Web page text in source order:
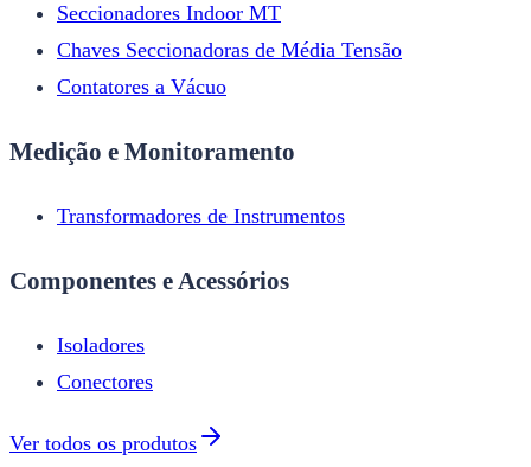
Seccionadores Indoor MT
Chaves Seccionadoras de Média Tensão
Contatores a Vácuo
Medição e Monitoramento
Transformadores de Instrumentos
Componentes e Acessórios
Isoladores
Conectores
Ver todos os produtos